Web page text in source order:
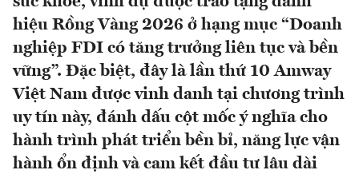
hiệu Rồng Vàng 2026 ở hạng mục “Doanh
nghiệp FDI có tăng trưởng liên tục và bền
vững”. Đặc biệt, đây là lần thứ 10 Amway
Việt Nam được vinh danh tại chương trình
uy tín này, đánh dấu cột mốc ý nghĩa cho
hành trình phát triển bền bỉ, năng lực vận
hành ổn định và cam kết đầu tư lâu dài